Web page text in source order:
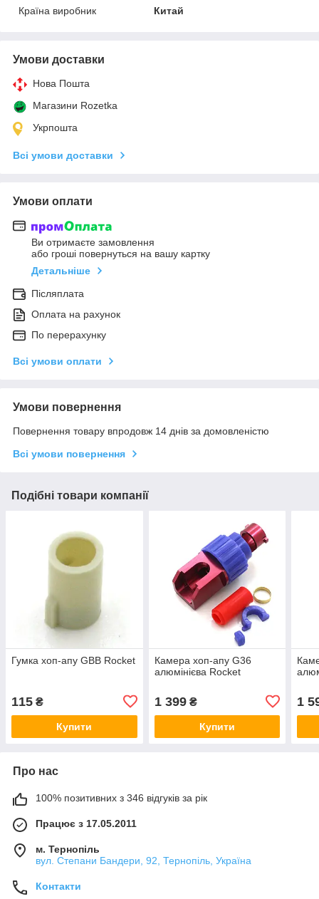
Країна виробник
Китай
Умови доставки
Нова Пошта
Магазини Rozetka
Укрпошта
Всі умови доставки
Умови оплати
Ви отримаєте замовлення
або гроші повернуться на вашу картку
Детальніше
Післяплата
Оплата на рахунок
По перерахунку
Всі умови оплати
Умови повернення
Повернення товару впродовж 14 днів за домовленістю
Всі умови повернення
Подібні товари компанії
Гумка хоп-апу GBB Rocket
115 ₴
Купити
Камера хоп-апу G36
алюмінієва Rocket
1 399₴
Купити
1
Про нас
100% позитивних з 346 відгуків за рік
Працює з 17.05.2011
м. Тернопіль
вул. Степани Бандери, 92, Тернопіль, Україна
Контакти